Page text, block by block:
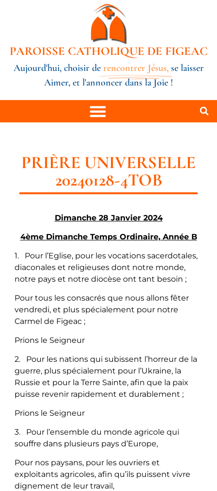
PAROISSE CATHOLIQUE DE FIGEAC
Aujourd'hui, choisir de rencontrer Jésus, se laisser
Aimer, et l'annoncer dans la Joie !
PRIÈRE UNIVERSELLE
20240128-4TOB
Dimanche 28 Janvier 2024
4ème Dimanche Temps Ordinaire, Année B
1. Pour l’Eglise, pour les vocations sacerdotales,
diaconales et religieuses dont notre monde,
notre pays et notre diocèse ont tant besoin ;
Pour tous les consacrés que nous allons fêter
vendredi, et plus spécialement pour notre
Carmel de Figeac ;
Prions le Seigneur
2. Pour les nations qui subissent l’horreur de la
guerre, plus spécialement pour l’Ukraine, la
Russie et pour la Terre Sainte, afin que la paix
puisse revenir rapidement et durablement ;
Prions le Seigneur
3. Pour l’ensemble du monde agricole qui
souffre dans plusieurs pays d’Europe,
Pour nos paysans, pour les ouvriers et
exploitants agricoles, afin qu’ils puissent vivre
dignement de leur travail,